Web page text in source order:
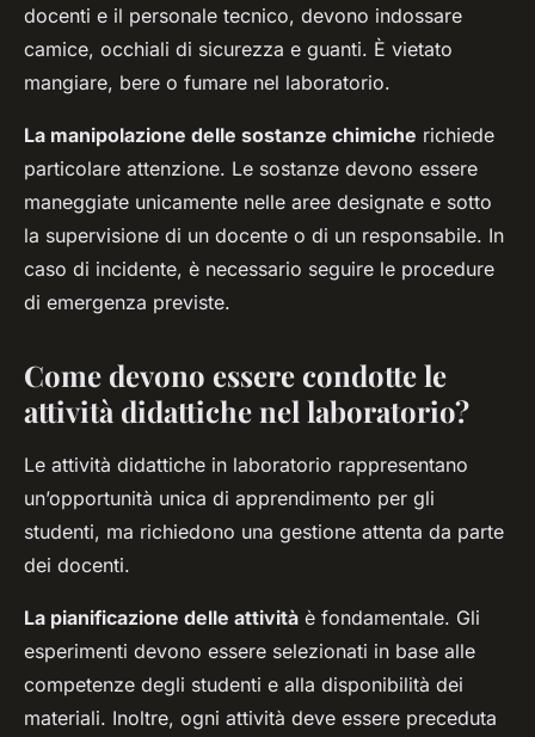
docenti e il personale tecnico, devono indossare
camice, occhiali di sicurezza e guanti. È vietato
mangiare, bere o fumare nel laboratorio.
La manipolazione delle sostanze chimiche richiede
particolare attenzione. Le sostanze devono essere
maneggiate unicamente nelle aree designate e sotto
la supervisione di un docente o di un responsabile. In
caso di incidente, è necessario seguire le procedure
di emergenza previste.
Come devono essere condotte le
attività didattiche nel laboratorio?
Le attività didattiche in laboratorio rappresentano
un’opportunità unica di apprendimento per gli
studenti, ma richiedono una gestione attenta da parte
dei docenti.
La pianificazione delle attività è fondamentale. Gli
esperimenti devono essere selezionati in base alle
competenze degli studenti e alla disponibilità dei
materiali. Inoltre, ogni attività deve essere preceduta